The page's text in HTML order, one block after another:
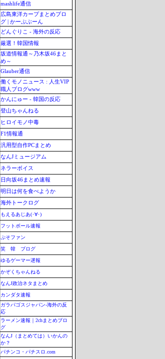
mashlife通信
広島東洋カープまとめブロ
グ | かーぷぶーん
どんぐりこ - 海外の反応
厳選！韓国情報
坂道情報通～乃木坂46まと
め～
Glauber通信
働くモノニュース : 人生VIP
職人ブログwww
かんにゅー - 韓国の反応
登山ちゃんねる
ヒロイモノ中毒
F1情報通
汎用型自作PCまとめ
なんJミュージアム
ネラーボイス
日向坂46まとめ速報
明日は何を食べようか
海外トークログ
もえるあじあ(･∀･)
フットボール速報
ぷそファン
笑 韓 ブログ
ゆるゲーマー遅報
かぞくちゃんねる
なんJ政治ネタまとめ
カンダタ速報
ガラパゴスジャパン-海外の反
応
ラーメン速報｜2chまとめブロ
グ
なんJ（まとめては）いかんの
か？
パチンコ・パチスロ.com